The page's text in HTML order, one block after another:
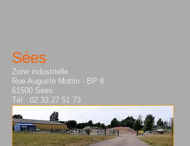
Sées
Zone industrielle
Rue Auguste Mottin - BP 8
61500 Sées
Tél 02 33 27 51 73